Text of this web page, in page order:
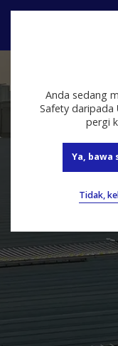
Anda sedang
Safety daripada
pergi
Ya, bawa
Tidak,